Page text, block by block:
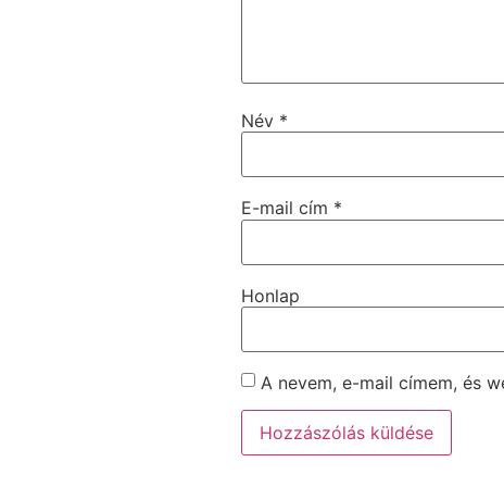
Név *
E-mail cím *
Honlap
A nevem, e-mail címem, és